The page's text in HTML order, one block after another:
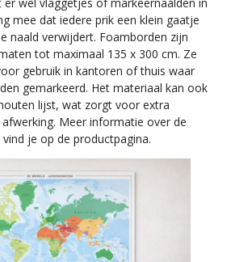
mee dat iedere prik een klein gaatje
naald verwijdert. Foamborden zijn
tot maximaal 135 x 300 cm. Ze
gebruik in kantoren of thuis waar
gemarkeerd. Het materiaal kan ook
lijst, wat zorgt voor extra
Meer informatie over de
vind je op de productpagina.